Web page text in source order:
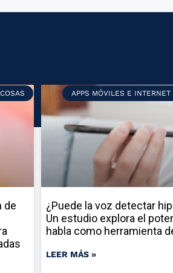
de
APPS MÓVILES E
¿Puede la voz detectar
Un estudio explora el
habla como herramienta
LEER MÁS »